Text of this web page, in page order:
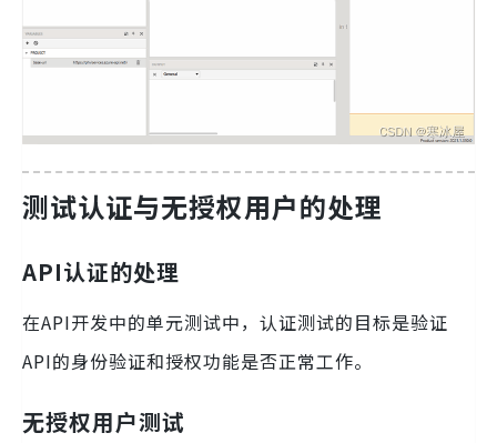
测试认证与无授权用户的处理
API认证的处理
在API开发中的单元测试中，认证测试的目标是验证
API的身份验证和授权功能是否正常工作。
无授权用户测试